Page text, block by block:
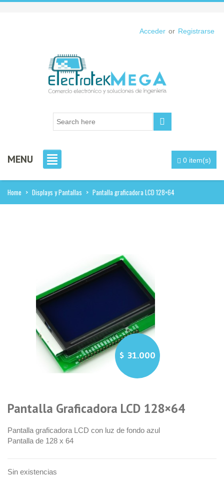
Acceder or Registrarse
MENU 0 item(s)
Home > Displays y Pantallas > Pantalla graficadora LCD 128×64
$ 31.000
Pantalla Graficadora LCD 128×64
Pantalla graficadora LCD con luz de fondo azul
Pantalla de 128 x 64
Sin existencias